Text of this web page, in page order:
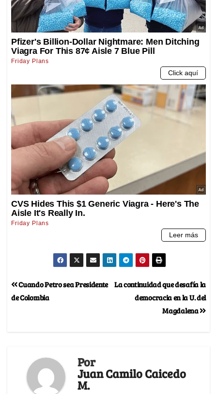
La continuidad que desafía la
democracia en la U. del
Magdalena
Cuando Petro sea Presidente
de Colombia
Por
Juan Camilo Caicedo
M.